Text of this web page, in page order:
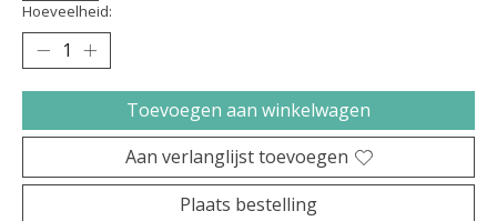
Hoeveelheid:
Toevoegen aan winkelwagen
Aan verlanglijst toevoegen
Plaats bestelling